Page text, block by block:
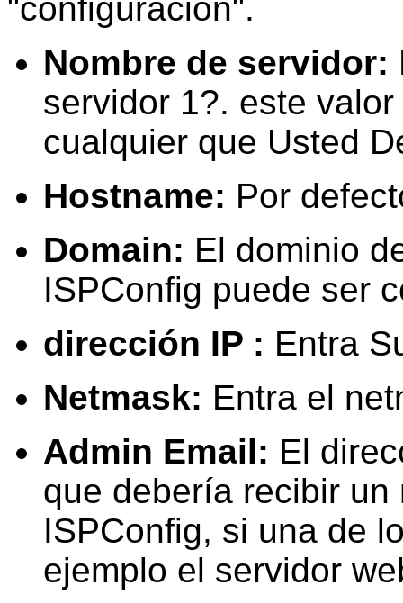
"configuración".
Nombre de servidor:
servidor 1?. este valor
cualquier que Usted
Hostname: Por
Domain: El dominio
ISPConfig puede ser
dirección IP : Entra
Netmask: Entra el
Admin Email: El
que debería recibir
ISPConfig, si una de
ejemplo el servidor